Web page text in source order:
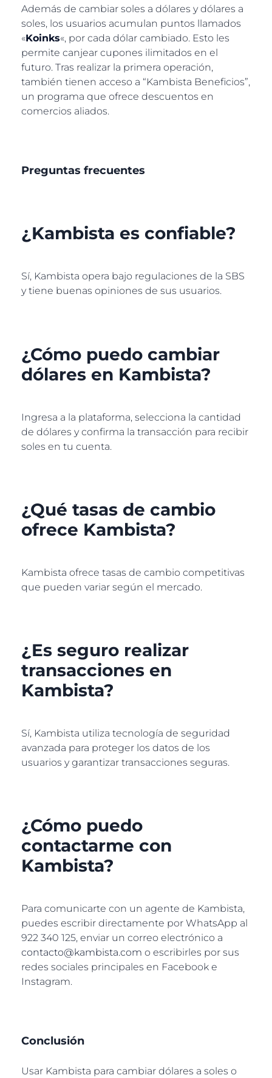
Además de cambiar soles a dólares y dólares a
soles, los usuarios acumulan puntos llamados
«Koinks«, por cada dólar cambiado. Esto les
permite canjear cupones ilimitados en el
futuro. Tras realizar la primera operación,
también tienen acceso a “Kambista Beneficios”,
un programa que ofrece descuentos en
comercios aliados.
Preguntas frecuentes
¿Kambista es confiable?
Sí, Kambista opera bajo regulaciones de la SBS
y tiene buenas opiniones de sus usuarios.
¿Cómo puedo cambiar
dólares en Kambista?
Ingresa a la plataforma, selecciona la cantidad
de dólares y confirma la transacción para recibir
soles en tu cuenta.
¿Qué tasas de cambio
ofrece Kambista?
Kambista ofrece tasas de cambio competitivas
que pueden variar según el mercado.
¿Es seguro realizar
transacciones en
Kambista?
Sí, Kambista utiliza tecnología de seguridad
avanzada para proteger los datos de los
usuarios y garantizar transacciones seguras.
¿Cómo puedo
contactarme con
Kambista?
Para comunicarte con un agente de Kambista,
puedes escribir directamente por WhatsApp al
922 340 125, enviar un correo electrónico a
contacto@kambista.com o escribirles por sus
redes sociales principales en Facebook e
Instagram.
Conclusión
Usar Kambista para cambiar dólares a soles o